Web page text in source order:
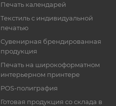
Печать календарей
Текстиль с индивидуальной
печатью
Сувенирная брендированная
продукция
Печать на широкоформатном
интерьерном принтере
POS-полиграфия
Готовая продукция со склада в